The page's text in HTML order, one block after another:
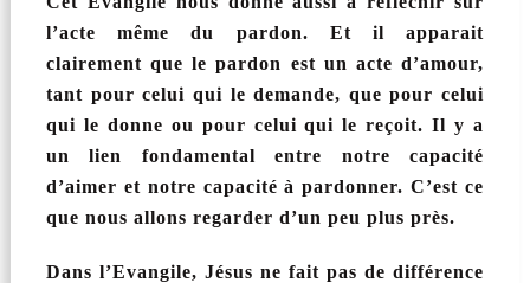
l’acte même du pardon. Et il apparait
clairement que le pardon est un acte d’amour,
tant pour celui qui le demande, que pour celui
qui le donne ou pour celui qui le reçoit. Il y a
un lien fondamental entre notre capacité
d’aimer et notre capacité à pardonner. C’est ce
que nous allons regarder d’un peu plus près.
Dans l’Evangile, Jésus ne fait pas de différence